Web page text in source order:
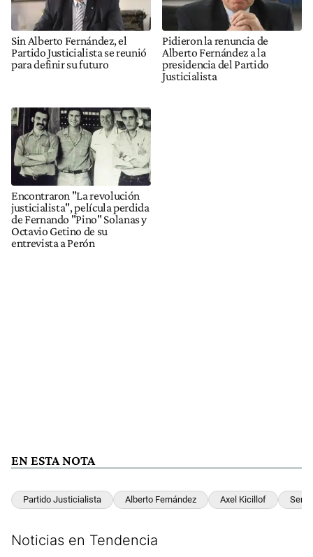
Sin Alberto Fernández, el
Partido Justicialista se reunió
para definir su futuro
Pidieron la renuncia de
Alberto Fernández a la
presidencia del Partido
Justicialista
Encontraron "La revolución
justicialista", película perdida
de Fernando "Pino" Solanas y
Octavio Getino de su
entrevista a Perón
EN ESTA NOTA
Partido Justicialista Alberto Fernández Axel Kicillof
Noticias en Tendencia